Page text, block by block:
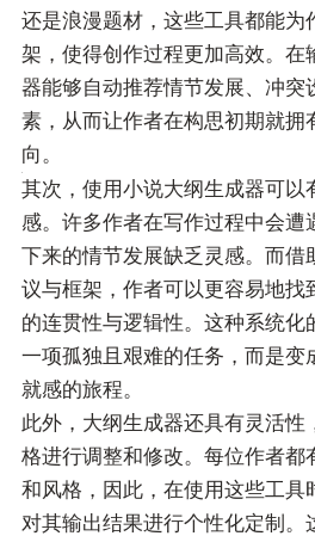
还是浪漫题材，这些工具都能为
架，使得创作过程更加高效。在
器能够自动推荐情节发展、冲突
素，从而让作者在构思初期就拥
向。
其次，使用小说大纲生成器可以
感。许多作者在写作过程中会遭
下来的情节发展缺乏灵感。而借
议与框架，作者可以更容易地找
的连贯性与逻辑性。这种系统化
一项孤独且艰难的任务，而是变
就感的旅程。
此外，大纲生成器还具有灵活性
格进行调整和修改。每位作者都
和风格，因此，在使用这些工具
对其输出结果进行个性化定制。